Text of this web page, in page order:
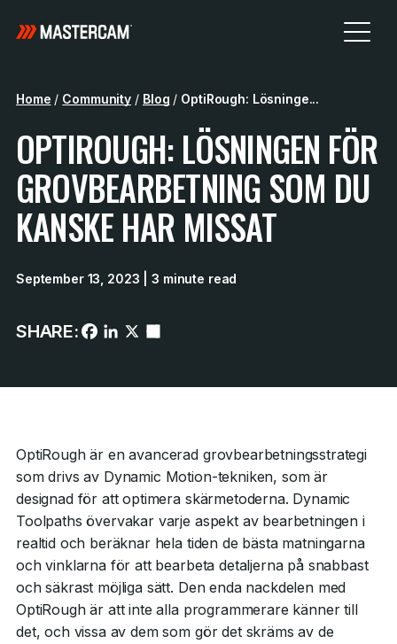
Home / Community / Blog / OptiRough: Lösninge...
OPTIROUGH: LÖSNINGEN FÖR
GROVBEARBETNING SOM DU
KANSKE HAR MISSAT
September 13, 2023 | 3 minute read
SHARE:
OptiRough är en avancerad grovbearbetningsstrategi
som drivs av Dynamic Motion-tekniken, som är
designad för att optimera skärmetoderna. Dynamic
Toolpaths övervakar varje aspekt av bearbetningen i
realtid och beräknar hela tiden de bästa matningarna
och vinklarna för att bearbeta detaljerna på snabbast
och säkrast möjliga sätt. Den enda nackdelen med
OptiRough är att inte alla programmerare känner till
det, och vissa av dem som gör det skräms av de